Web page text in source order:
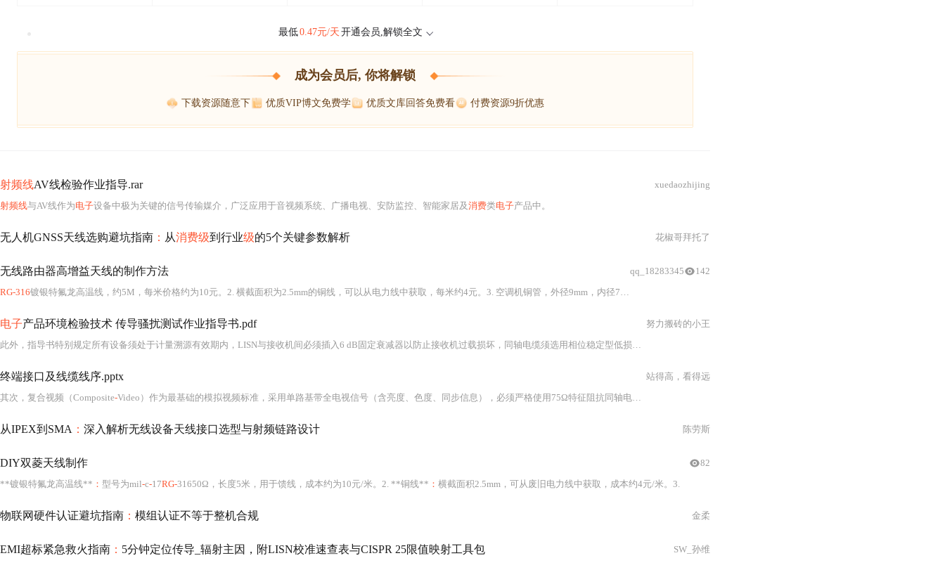
最低0.47元/天 开通会员,解锁全文
成为会员后, 你将解锁
下载资源随意下 优质VIP博文免费学 优质文库回答免费看 付费资源9折优惠
射频线AV线检验作业指导.rar
射频线与AV线作为电子设备中极为关键的信号传输媒介，广泛应用于音视频系统、广播电视、安防监控、智能家居及消费类电子产品中。
xuedaozhijing
无人机GNSS天线选购避坑指南 ： 从消费级到行业级的5个关键参数解析 花椒哥拜托了
无线路由器高增益天线的制作方法
RG-316镀银特氟龙高温线，约5M，每米价格约为10元。2. 横截面积为2.5mm的铜线，可以从电力线中获取，每米约4元。3. 空调机铜管，外径9mm，内径7mm，长6CM。4.
qq_18283345 142
电子产品环境检验技术 传导骚扰测试作业指导书.pdf
此外，指导书特别规定所有设备须处于计量溯源有效期内，LISN与接收机间必须插入6 dB固定衰减器以防止接收机过载损坏，同轴电缆须选用相位稳定型低损耗
努力搬砖的小王
终端接口及线缆线序.pptx
其次，复合视频（Composite-Video）作为最基础的模拟视频标准，采用单路基带全电视信号（含亮度、色度、同步信息），必须严格使用75Ω特征阻抗同轴电缆（如
站得高，看得远
从IPEX到SMA ： 深入解析无线设备天线接口选型与射频链路设计 陈劳斯
DIY双菱天线制作
**镀银特氟龙高温线** ： 型号为mil-c-17RG-31650Ω，长度5米，用于馈线，成本约为10元/米。2. **铜线** ： 横截面积2.5mm，可从废旧电力线中获取，成本约4元/米。3.
82
物联网硬件认证避坑指南 ： 模组认证不等于整机合规 金柔
EMI超标紧急救火指南 ： 5分钟定位传导_辐射主因，附LISN校准速查表与CISPR 25限值映射工具包 SW_孙维